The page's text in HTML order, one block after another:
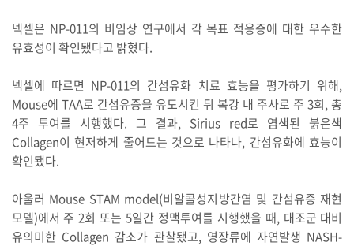
넥셀은 NP-011의 비임상 연구에서 각 목표 적응증에 대한 우수한
유효성이 확인됐다고 밝혔다.
넥셀에 따르면 NP-011의 간섬유화 치료 효능을 평가하기 위해,
Mouse에 TAA로 간섬유증을 유도시킨 뒤 복강 내 주사로 주 3회, 총
4주 투여를 시행했다. 그 결과, Sirius red로 염색된 붉은색
Collagen이 현저하게 줄어드는 것으로 나타나, 간섬유화에 효능이
확인됐다.
아울러 Mouse STAM model(비알콜성지방간염 및 간섬유증 재현
모델)에서 주 2회 또는 5일간 정맥투여를 시행했을 때, 대조군 대비
유의미한 Collagen 감소가 관찰됐고, 영장류에 자연발생 NASH-